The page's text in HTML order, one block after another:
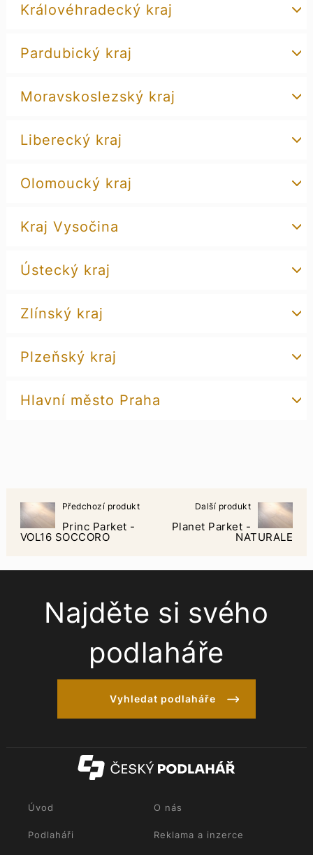
Královéhradecký kraj
Pardubický kraj
Moravskoslezský kraj
Liberecký kraj
Olomoucký kraj
Kraj Vysočina
Ústecký kraj
Zlínský kraj
Plzeňský kraj
Hlavní město Praha
Předchozí produkt
Princ Parket -
VOL16 SOCCORO
Další produkt
Planet Parket -
NATURALE
Najděte si svého
podlaháře
Vyhledat podlaháře
Úvod O nás
Podlaháři Reklama a inzerce